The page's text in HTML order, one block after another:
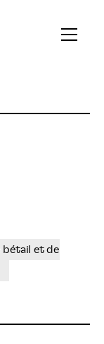
Ouvrir
bétail et de